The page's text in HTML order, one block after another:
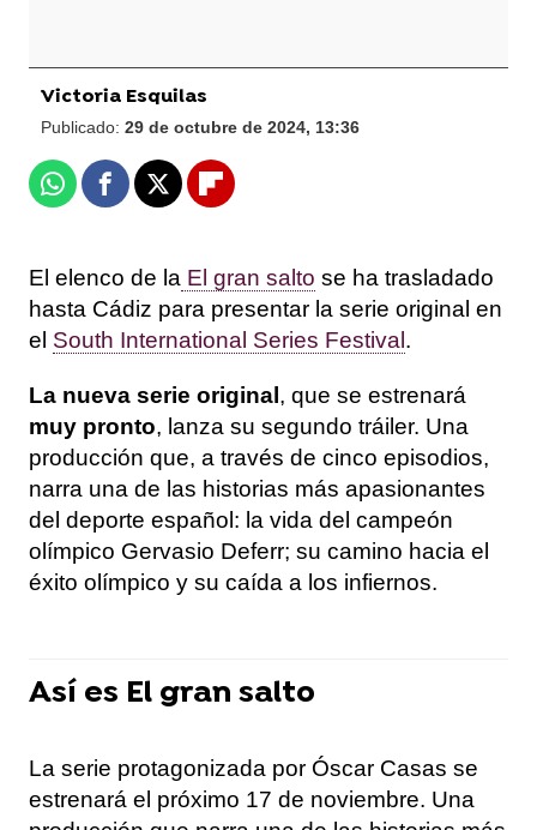
Victoria Esquilas
Publicado: 29 de octubre de 2024, 13:36
WhatsappFacebook
X Flipboard
El elenco de la El gran salto se ha trasladado
hasta Cádiz para presentar la serie original en
el South International Series Festival .
La nueva serie original , que se estrenará
muy pronto, lanza su segundo tráiler. Una
producción que, a través de cinco episodios,
narra una de las historias más apasionantes
del deporte español: la vida del campeón
olímpico Gervasio Deferr; su camino hacia el
éxito olímpico y su caída a los infiernos.
Así es El gran salto
La serie protagonizada por Óscar Casas se
estrenará el próximo 17 de noviembre. Una